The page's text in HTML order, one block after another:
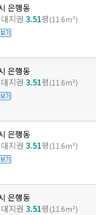
은행동
대지권 3.51평(11.6m²)
은행동
대지권 3.51평(11.6m²)
은행동
대지권 3.51평(11.6m²)
은행동
대지권 3.51평(11.6m²)